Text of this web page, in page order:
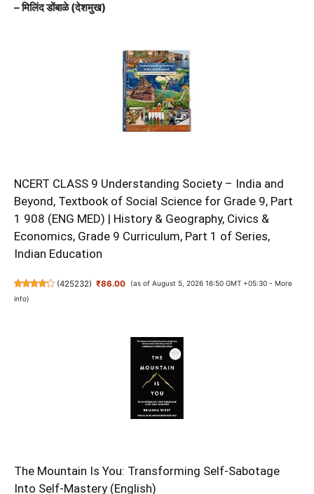
– मिलिंद डोंबाळे (देशमुख)
NCERT CLASS 9 Understanding Society – India and
Beyond, Textbook of Social Science for Grade 9, Part
1 908 (ENG MED) | History & Geography, Civics &
Economics, Grade 9 Curriculum, Part 1 of Series,
Indian Education
(425232) ₹86.00 (as of August 5, 2026 16:50 GMT +05:30 - More
info)
The Mountain Is You: Transforming Self-Sabotage
Into Self-Mastery (English)